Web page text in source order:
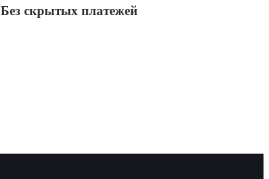
Без скрытых платежей